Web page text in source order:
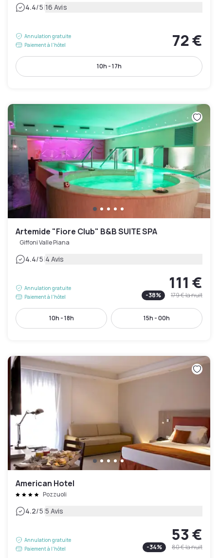
4.4/5|16 Avis
Annulation gratuite
Paiement à l'hôtel
72 €
10h - 17h
Artemide "Fiore Club" B&B SUITE SPA
Giffoni Valle Piana
4.4/5|4 Avis
Annulation gratuite
Paiement à l'hôtel
111 €
-38% 179 €la nuit
10h - 18h 15h - 00h
American Hotel
Pozzuoli
4.2/5|5 Avis
Annulation gratuite
Paiement à l'hôtel
53 €
-34% 80 €la nuit